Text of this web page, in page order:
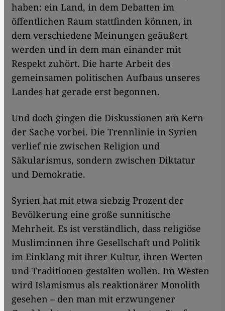
haben: ein Land, in dem Debatten im
öffentlichen Raum stattfinden können, in
dem verschiedene Meinungen geäußert
werden und in dem man einander mit
Respekt zuhört. Die harte Arbeit des
gemeinsamen politischen Aufbaus unseres
Landes hat gerade erst begonnen.
Und doch gingen die Diskussionen am Kern
der Sache vorbei. Die Trennlinie in Syrien
verlief nie zwischen Religion und
Säkularismus, sondern zwischen Diktatur
und Demokratie.
Syrien hat mit etwa siebzig Prozent der
Bevölkerung eine große sunnitische
Mehrheit. Es ist verständlich, dass religiöse
Muslim:innen ihre Gesellschaft und Politik
im Einklang mit ihrer Kultur, ihren Werten
und Traditionen gestalten wollen. Im Westen
wird Islamismus als reaktionärer Monolith
gesehen – den man mit erzwungener